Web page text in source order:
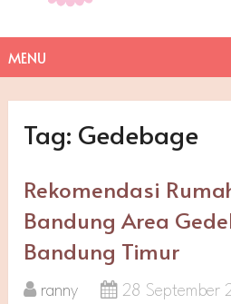
MENU
Tag: Gedebage
Rekomendasi
Bandung Area
Bandung Timur
ranny 28 September